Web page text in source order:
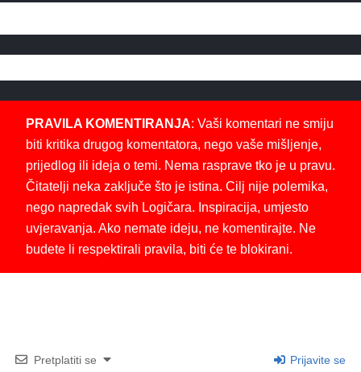
PRAVILA KOMENTIRANJA: Vaši komentari ne smiju
biti kritika drugog komentatora, nego vaše mišljenje,
prijedlog ili ideja o temi. Nema rasprave tko je u pravu.
Čitatelji neka zaključe što je istina. Cilj nije polemika,
nego napredak svih Logičara. Inspiracija, umjesto
uvjeravanja. Ako nemate ideju, ne komentirajte. Ne
budete li respektirali pravila, biti će te blokirani.
Pretplatiti se Prijavite se